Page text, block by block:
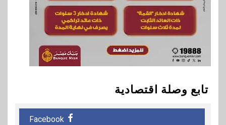
تابع وصلة اقتصادية
Facebook